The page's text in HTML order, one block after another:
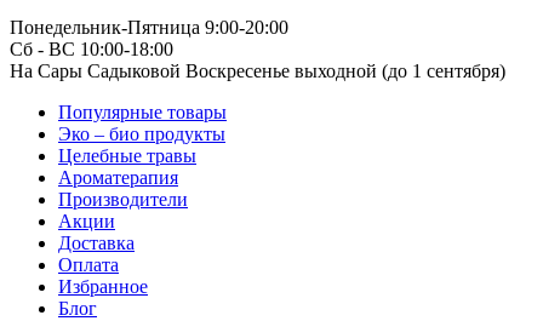
Понедельник-Пятница 9:00-20:00
Сб - ВС 10:00-18:00
На Сары Садыковой Воскресенье выходной (до 1 сентября)
Популярные товары
Эко – био продукты
Целебные травы
Ароматерапия
Производители
Акции
Доставка
Оплата
Избранное
Блог